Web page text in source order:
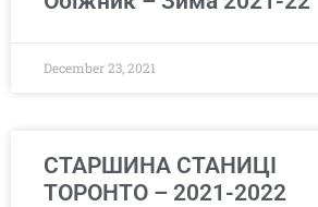
December 23, 2021
СТАРШИНА СТАНИЦІ
ТОРОНТО – 2021-2022